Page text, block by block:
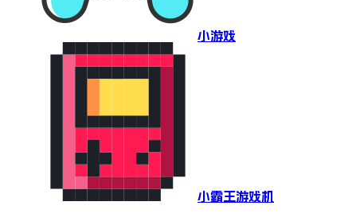
小游戏
小霸王游戏机